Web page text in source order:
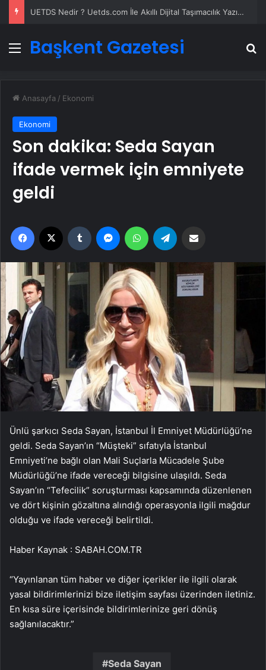
UETDS Nedir ? Uetds.com İle Akıllı Dijital Taşımacılık Yazılımı
Menü
Başkent Gazetesi
Anasayfa / Ekonomi
Ekonomi
Son dakika: Seda Sayan
ifade vermek için emniyete
geldi
Facebook Tumblr MessengerWhatsApp
Ünlü şarkıcı Seda Sayan, İstanbul İl Emniyet Müdürlüğü’ne
geldi. Seda Sayan’ın “Müşteki” sıfatıyla İstanbul
Emniyeti’ne bağlı olan Mali Suçlarla Mücadele Şube
Müdürlüğü’ne ifade vereceği bilgisine ulaşıldı. Seda
Sayan’ın “Tefecilik” soruşturması kapsamında düzenlenen
ve dört kişinin gözaltına alındığı operasyonla ilgili mağdur
olduğu ve ifade vereceği belirtildi.
Haber Kaynak : SABAH.COM.TR
“Yayınlanan tüm haber ve diğer içerikler ile ilgili olarak
yasal bildirimlerinizi bize iletişim sayfası üzerinden iletiniz.
En kısa süre içerisinde bildirimlerinize geri dönüş
sağlanılacaktır.”
Seda Sayan